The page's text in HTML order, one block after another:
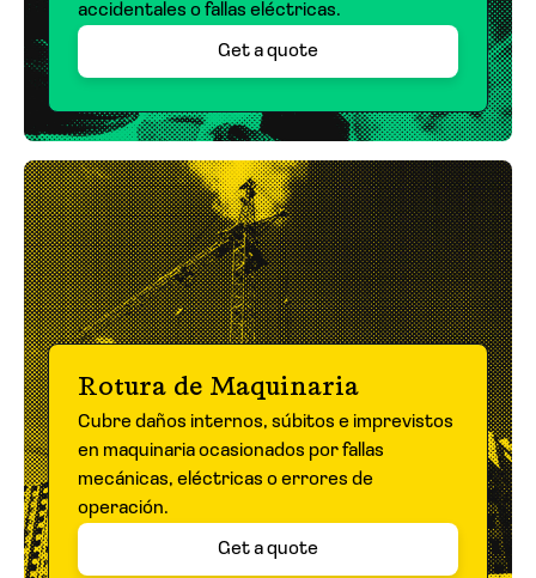
accidentales o fallas eléctricas.
Get a quote
Rotura de Maquinaria
Cubre daños internos, súbitos e imprevistos
en maquinaria ocasionados por fallas
mecánicas, eléctricas o errores de
operación.
Get a quote